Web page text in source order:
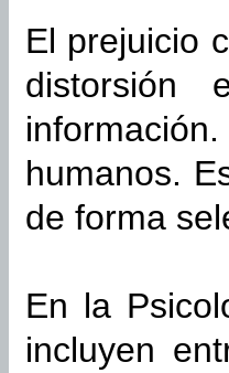
El prejuicio
distorsión
humanos.
de forma
En la
incluyen